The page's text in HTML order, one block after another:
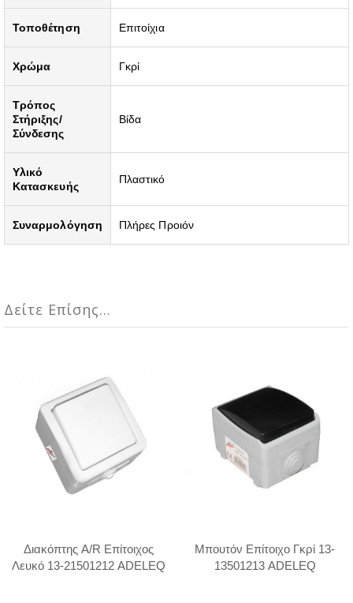
Τοποθέτηση Επιτοίχια
Χρώμα Γκρί
Τρόπος
Στήριξης/
Σύνδεσης
Βίδα
Υλικό
Κατασκευής
Πλαστικό
Συναρμολόγηση Πλήρες Προιόν
Δείτε Επίσης...
Διακόπτης A/R Επίτοιχος
Λευκό 13-21501212 ADELEQ
Μπουτόν Επίτοιχο Γκρί 13-
13501213 ADELEQ